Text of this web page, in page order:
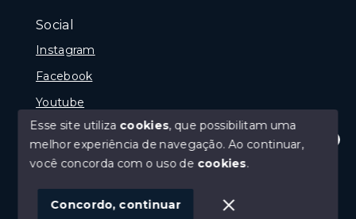
Olá! Estamos disponíveis para te ajudar.
Social
Instagram
Facebook
Youtube
© Copyright 2026 - Gramado Class - Todos os direitos
SITE PARA IMOBILIARIA
Esse site utiliza cookies, que possibilitam uma
melhor experiência de navegação.Ao continuar,
você concorda com o uso de cookies.
Concordo, continuar